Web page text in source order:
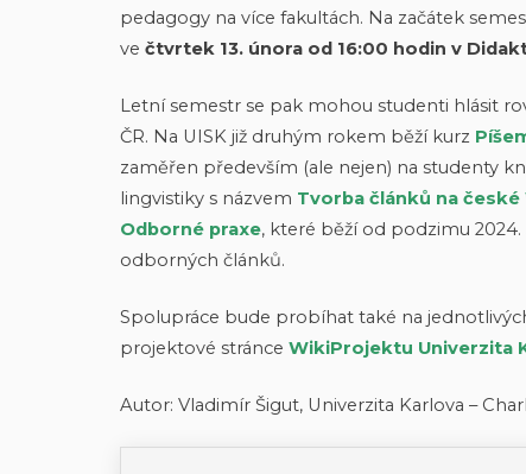
pedagogy na více fakultách. Na začátek
ve čtvrtek 13. února od 16:00 hodin v
Letní semestr se pak mohou studenti hlásit
ČR. Na UISK již druhým rokem běží kurz
zaměřen především (ale nejen) na studenty
lingvistiky s názvem Tvorba článků na
Odborné praxe, které běží od podzimu
odborných článků.
Spolupráce bude probíhat také na
projektové stránce WikiProjektu Univerzita
Autor: Vladimír Šigut, Univerzita Karlova –